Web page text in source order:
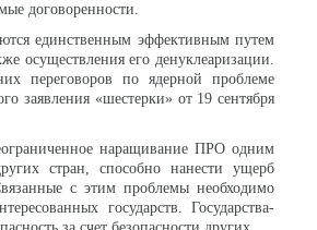
договоренности.
единственным эффективным путем
осуществления его денуклеаризации.
переговоров по ядерной проблеме
заявления «шестерки» от 19 сентября
наращивание ПРО одним
стран, способно нанести ущерб
с этим проблемы необходимо
государств. Государства-